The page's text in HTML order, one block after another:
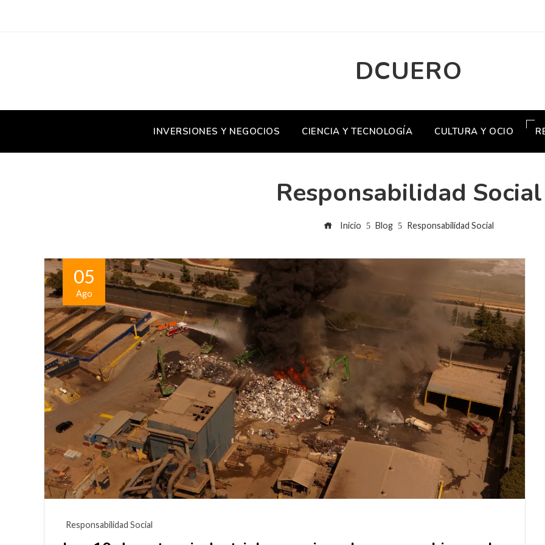
DCUERO
INVERSIONES Y NEGOCIOS CIENCIA Y TECNOLOGÍA CULTURA Y OCIO
Responsabilidad Social
Inicio Blog Responsabilidad Social
05
Ago
Responsabilidad Social